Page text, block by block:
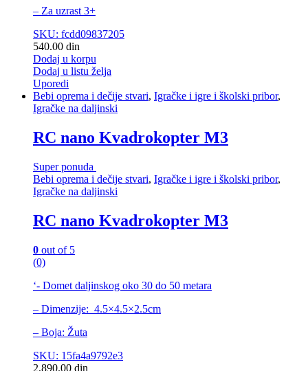
– Za uzrast 3+
SKU: fcdd09837205
540.00 din
Dodaj u korpu
Dodaj u listu želja
Uporedi
Bebi oprema i dečije stvari, Igračke i igre i školski pribor,
Igračke na daljinski
RC nano Kvadrokopter M3
Super ponuda
Bebi oprema i dečije stvari, Igračke i igre i školski pribor,
Igračke na daljinski
RC nano Kvadrokopter M3
0 out of 5
(0)
‘- Domet daljinskog oko 30 do 50 metara
– Dimenzije: 4.5×4.5×2.5cm
– Boja: Žuta
SKU: 15fa4a9792e3
2,890.00 din